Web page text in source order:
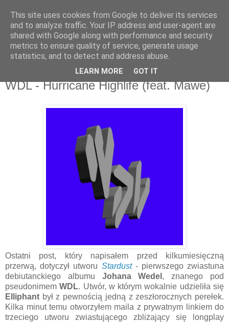
csgmblog
...music that's real...
poniedziałek, 14 marca 2016
WDL - Hurricane Highlife (feat. Mawe)
Ostatni post, który napisałem przed kilkumiesięczną
przerwą, dotyczył utworu Stardust- pierwszego zwiastuna
debiutanckiego albumu Johana Wedel , znanego pod
pseudonimemWDL. Utwór, w którym wokalnie udzieliła się
Elliphant był z pewnością jedną z zeszłorocznych perełek.
Kilka minut temu otworzyłem maila z prywatnym linkiem do
trzeciego utworu zwiastującego zbliżający się longplay
This site uses cookies from Google to deliver its services
and to analyze traffic. Your IP address and user-agent are
shared with Google along with performance and security
metrics to ensure quality of service, generate usage
statistics, and to detect and address abuse.
LEARN MORE GOT IT